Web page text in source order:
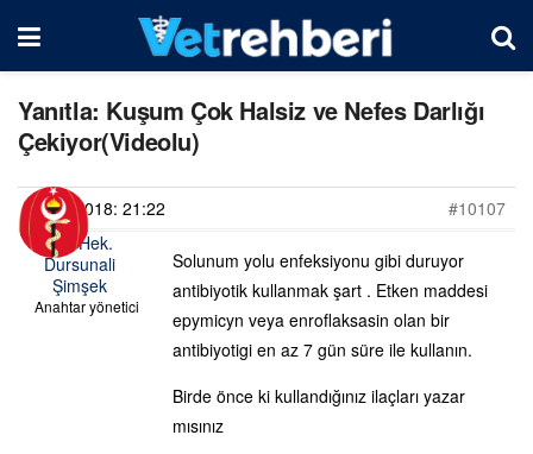
Yanıtla: Kuşum Çok Halsiz ve Nefes Darlığı
Çekiyor(Videolu)
10/02/2018: 21:22
#10107
Vet. Hek.
Dursunali
Şimşek
Anahtar yönetici
Solunum yolu enfeksiyonu gibi duruyor
antibiyotik kullanmak şart . Etken maddesi
epymicyn veya enroflaksasin olan bir
antibiyotigi en az 7 gün süre ile kullanın.
Birde önce ki kullandığınız ilaçları yazar
mısınız